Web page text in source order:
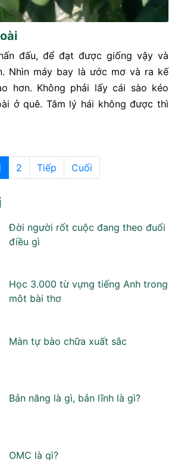
đấu, để đạt được giống vậy và
Nhìn máy bay là ước mơ và ra kế
hơn. Không phải lấy cái sào kéo
ở quê. Tâm lý hái không được thì
2 Tiếp Cuối
Đời người rốt cuộc đang theo đuổi
điều gì
Học 3.000 từ vựng tiếng Anh trong
môt bài thơ
Màn tự bào chữa xuất sắc
Bản năng là gì, bản lĩnh là gì?
OMC là gì?